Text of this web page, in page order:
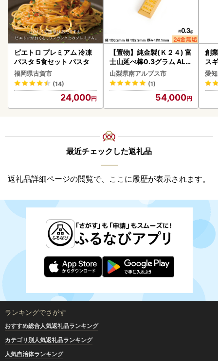
ピエトロ プレミアム 冷凍
パスタ 5食セット パスタ
福岡県古賀市
(14)
24,000
【置物】純金製(Ｋ２４) 富
士山延べ棒0.3グラム ALP
BK193
山梨県南アルプス市
(1)
54,000
創
ス
み
惣
ン
愛
最近チェックした返礼品
返礼品詳細ページの閲覧で、ここに履歴が表示されます。
ランキングでさがす
おすすめ総合人気返礼品ランキング
カテゴリ別人気返礼品ランキング
人気自治体ランキング